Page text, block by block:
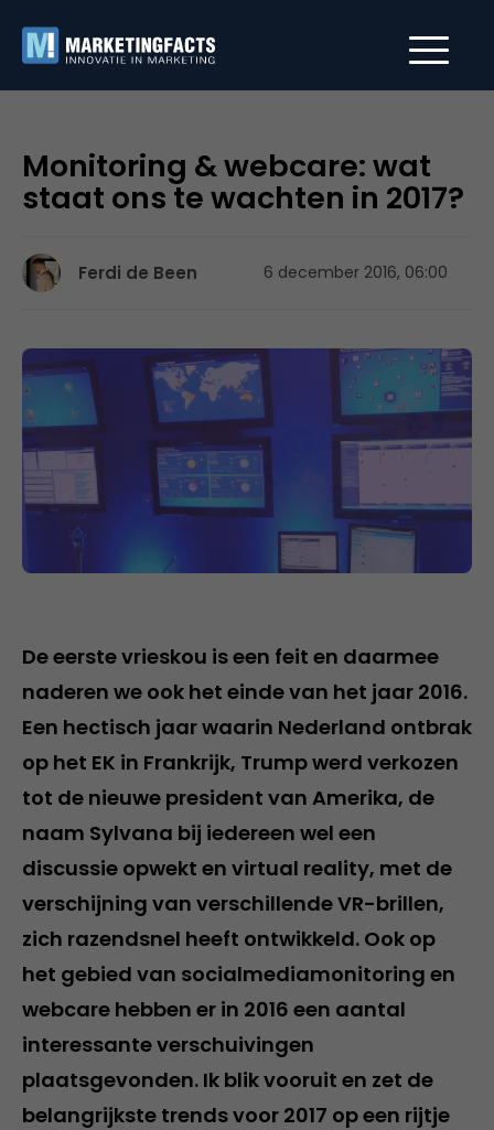
Monitoring & webcare: wat
staat ons te wachten in 2017?
Ferdi de Been 6 december 2016, 06:00
De eerste vrieskou is een feit en daarmee
naderen we ook het einde van het jaar 2016.
Een hectisch jaar waarin Nederland ontbrak
op het EK in Frankrijk, Trump werd verkozen
tot de nieuwe president van Amerika, de
naam Sylvana bij iedereen wel een
discussie opwekt en virtual reality, met de
verschijning van verschillende VR-brillen,
zich razendsnel heeft ontwikkeld. Ook op
het gebied van socialmediamonitoring en
webcare hebben er in 2016 een aantal
interessante verschuivingen
plaatsgevonden. Ik blik vooruit en zet de
belangrijkste trends voor 2017 op een rijtje